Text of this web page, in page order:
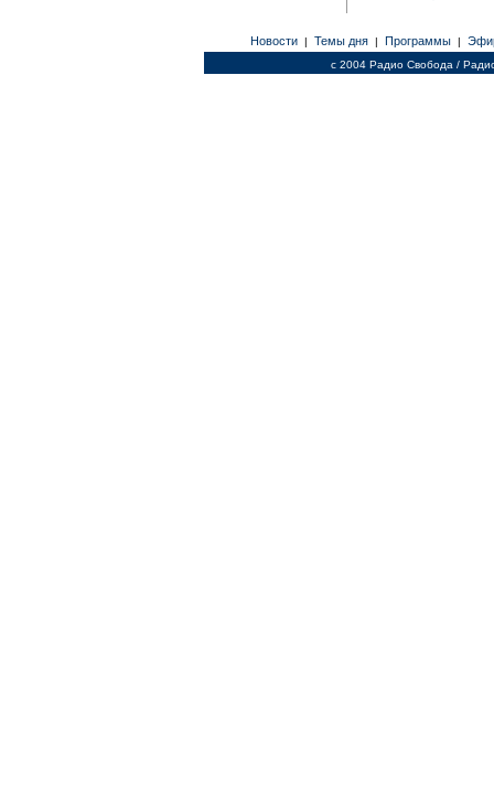
Новости | Темы дня | Программы |
c 2004 Радио Свобода /